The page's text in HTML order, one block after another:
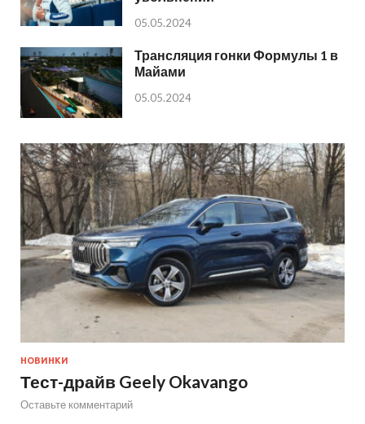
05.05.2024
Трансляция гонки Формулы 1 в
Майами
05.05.2024
НОВИНКИ
Тест-драйв Geely Okavango
Оставьте комментарий